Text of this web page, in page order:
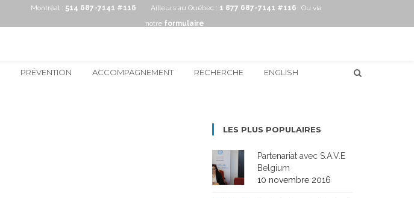
Montréal : 514 687-7141 #116 Ailleurs au Québec : 1 877 687-7141 #116
Ou via
notre formulaire
PRÉVENTION ACCOMPAGNEMENT RECHERCHE ENGLISH
LES PLUS POPULAIRES
Partenariat avec S.A.V.E
Belgium
10 novembre 2016